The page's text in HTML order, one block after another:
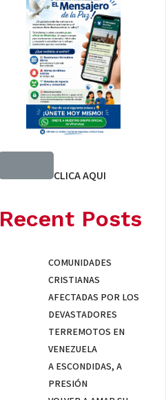
CLICA AQUI
Recent Posts
COMUNIDADES
CRISTIANAS
AFECTADAS POR LOS
DEVASTADORES
TERREMOTOS EN
VENEZUELA
A ESCONDIDAS, A
PRESIÓN